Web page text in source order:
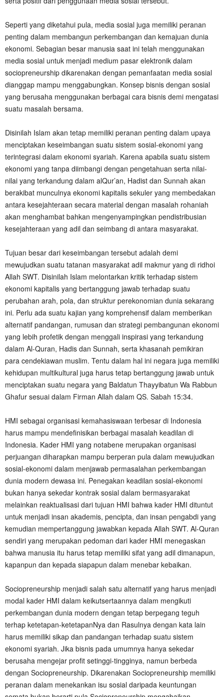
‎Seperti yang diketahui pula, media sosial juga memiliki peranan
penting dalam membangun perkembangan dan kemajuan dunia
ekonomi. Sebagian besar manusia saat ini telah menggunakan
media sosial untuk menjadi medium pasar elektronik dalam
sociopreneurship dikarenakan dengan pemanfaatan media sosial
dianggap mampu menggabungkan. Konsep bisnis dengan sosial
yang berusaha menggunakan berbagai cara bisnis demi mengatasi
suatu masalah bersama.
‎Disinilah Islam akan tetap memiliki peranan penting dalam upaya
menciptakan keseimbangan suatu sistem sosial-ekonomi yang
terintegrasi dalam ekonomi syariah. Karena apabila suatu sistem
ekonomi yang tanpa diimbangi dengan pengetahuan serta nilai-
nilai yang terkandung dalam alQur’an, Hadist dan Sunnah akan
berakibat munculnya ekonomi kapitalis sekuler yang membedakan
antara kesejahteraan secara material dengan masalah rohaniah
akan menghambat bahkan mengenyampingkan pendistribusian
kesejahteraan yang adil dan seimbang di antara masyarakat.
‎Tujuan besar dari keseimbangan tersebut adalah demi
mewujudkan suatu tatanan masyarakat adil makmur yang di ridhoi
Allah SWT. Disinilah Islam melontarkan kritik terhadap sistem
ekonomi kapitalis yang bertanggung jawab terhadap suatu
perubahan arah, pola, dan struktur perekonomian dunia sekarang
ini. Perlu ada suatu kajian yang komprehensif dalam memberikan
alternatif pandangan, rumusan dan strategi pembangunan ekonomi
yang lebih profetik dengan menggali inspirasi yang terkandung
dalam Al-Quran, Hadis dan Sunnah, serta khasanah pemikiran
para cendekiawan muslim. Tentu dalam hal ini negara juga memiliki
kehidupan multikultural juga harus tetap bertanggung jawab untuk
menciptakan suatu negara yang Baldatun Thayyibatun Wa Rabbun
Ghafur sesuai dalam Firman Allah dalam QS. Sabah 15:34.
‎HMI sebagai organisasi kemahasiswaan terbesar di Indonesia
harus mampu mendefinisikan berbagai masalah keadilan di
Indonesia. Kader HMI yang notabene merupakan organisasi
perjuangan diharapkan mampu berperan pula dalam mewujudkan
sosial-ekonomi dalam menjawab permasalahan perkembangan
dunia modern dewasa ini. Penegakan keadilan sosial-ekonomi
bukan hanya sekedar kontrak sosial dalam bermasyarakat
melainkan reaktualisasi dari tujuan HMI bahwa kader HMI dituntut
untuk menjadi insan akademis, pencipta, dan insan pengabdi yang
kemudian mempertanggung jawabkan kepada Allah SWT. Al-Quran
sendiri yang merupakan pedoman dari kader HMI menegaskan
bahwa manusia itu harus tetap memiliki sifat yang adil dimanapun,
kapanpun dan kepada siapapun dalam menebar kebaikan.
‎Sociopreneurship menjadi salah satu alternatif yang harus menjadi
modal kader HMI dalam keikutsertaannya dalam mengikuti
perkembangan dunia modern dengan tetap berpegang teguh
terhap ketetapan-ketetapanNya dan Rasulnya dengan kata lain
harus memiliki sikap dan pandangan terhadap suatu sistem
ekonomi syariah. Jika bisnis pada umumnya hanya sekedar
berusaha mengejar profit setinggi-tingginya, namun berbeda
dengan Sociopreneurship. Dikarenakan Sociopreneurship memiliki
peranan dalam menekankan isu sosial daripada keuntungan